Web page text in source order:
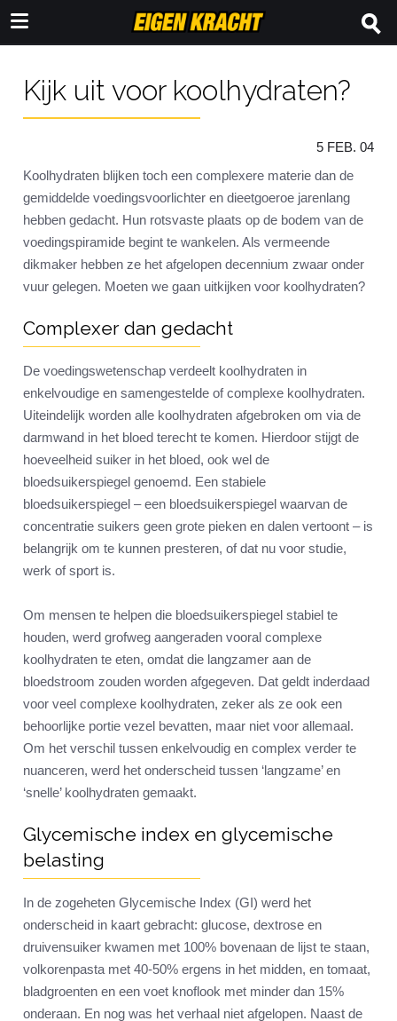
Kijk uit voor koolhydraten?
5 FEB. 04
Koolhydraten blijken toch een complexere materie dan de
gemiddelde voedingsvoorlichter en dieetgoeroe jarenlang
hebben gedacht. Hun rotsvaste plaats op de bodem van de
voedingspiramide begint te wankelen. Als vermeende
dikmaker hebben ze het afgelopen decennium zwaar onder
vuur gelegen. Moeten we gaan uitkijken voor koolhydraten?
Complexer dan gedacht
De voedingswetenschap verdeelt koolhydraten in
enkelvoudige en samengestelde of complexe koolhydraten.
Uiteindelijk worden alle koolhydraten afgebroken om via de
darmwand in het bloed terecht te komen. Hierdoor stijgt de
hoeveelheid suiker in het bloed, ook wel de
bloedsuikerspiegel genoemd. Een stabiele
bloedsuikerspiegel – een bloedsuikerspiegel waarvan de
concentratie suikers geen grote pieken en dalen vertoont – is
belangrijk om te kunnen presteren, of dat nu voor studie,
werk of sport is.
Om mensen te helpen die bloedsuikerspiegel stabiel te
houden, werd grofweg aangeraden vooral complexe
koolhydraten te eten, omdat die langzamer aan de
bloedstroom zouden worden afgegeven. Dat geldt inderdaad
voor veel complexe koolhydraten, zeker als ze ook een
behoorlijke portie vezel bevatten, maar niet voor allemaal.
Om het verschil tussen enkelvoudig en complex verder te
nuanceren, werd het onderscheid tussen ‘langzame’ en
‘snelle’ koolhydraten gemaakt.
Glycemische index en glycemische
belasting
In de zogeheten Glycemische Index (GI) werd het
onderscheid in kaart gebracht: glucose, dextrose en
druivensuiker kwamen met 100% bovenaan de lijst te staan,
volkorenpasta met 40-50% ergens in het midden, en tomaat,
bladgroenten en een voet knoflook met minder dan 15%
onderaan. En nog was het verhaal niet afgelopen. Naast de